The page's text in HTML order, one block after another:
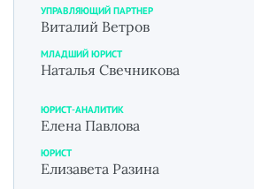
УПРАВЛЯЮЩИЙ ПАРТНЕР
Виталий Ветров
МЛАДШИЙ ЮРИСТ
Наталья Свечникова
ЮРИСТ-АНАЛИТИК
Елена Павлова
ЮРИСТ
Елизавета Разина